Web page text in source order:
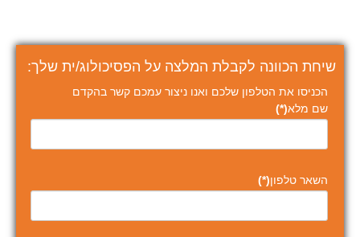
שיחת הכוונה לקבלת המלצה על הפסיכולוג/ית שלך:
הכניסו את הטלפון שלכם ואנו ניצור עמכם קשר בהקדם
שם מלא(*)
השאר טלפון(*)